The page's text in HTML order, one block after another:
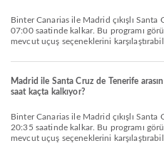
Binter Canarias ile Madrid çıkışlı Santa Cruz de Tenerife varışlı en erken uçuş
07:00 saatinde kalkar. Bu programı
mevcut uçuş seçeneklerini
Madrid ile Santa Cruz de Tenerife
saat kaçta kalkıyor?
Binter Canarias ile Madrid çıkışlı Santa Cruz de Tenerife varışlı en geç uçuş
20:35 saatinde kalkar. Bu programı
mevcut uçuş seçeneklerini